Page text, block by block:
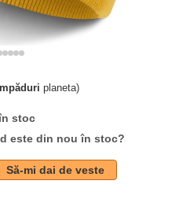
planeta)
stoc
este din nou în stoc?
Să-mi dai de veste